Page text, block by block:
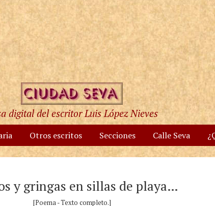
digital del escritor Luis López Nieves
Otros escritos Secciones Calle Seva
y gringas en sillas de playa…
[Poema - Texto completo.]